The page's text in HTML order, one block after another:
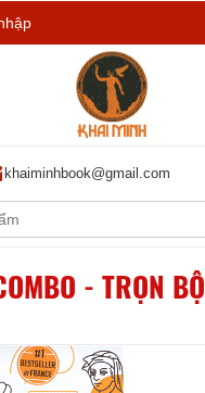
khaiminhbook@gmail.com
- TRỌN BỘ